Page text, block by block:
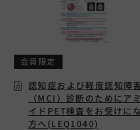
【RMP】
会員限定
認知症および軽度認知障
（MCI）診断のためにア
イドPET検査をお受けに
方へ(LEQ1040)